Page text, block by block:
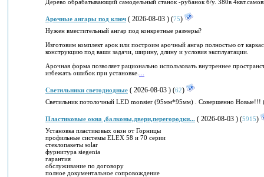
Дерево обрабатывающий самодельный станок -рубанок б/у. 380в
Арочные ангары под ключ ( 2026-08-03 ) (75)
Нужен вместительный ангар под конкретные размеры?
Изготовим комплект арок или построим арочный ангар полностью от
конструкцию под ваши задачи, ширину, длину и условия эксплуатации.
Арочная форма позволяет рационально использовать внутреннее
избежать ошибок при установке.
Светильники светодиодные ( 2026-08-03 ) (62)
Светильник потолочный LED monster (95мм*95мм) . Совершенно Новые!!!
Пластиковые окна ,балконы,двери,перегородки... ( 2026-08-03 ) (5915)
Установка пластиковых окон от Горницы
профильные системы ELEX 58 и 70 серии
стеклопакеты solar
фурнитура siegenia
гарантия
обслуживание по договору
полное документальное сопровождение